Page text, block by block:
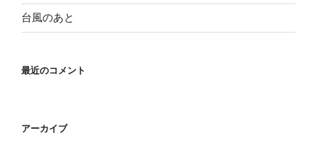
台風のあと
最近のコメント
アーカイブ